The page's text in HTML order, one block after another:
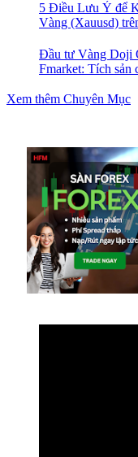
5 Điều Lưu Ý để
Vàng (Xauusd)
Đầu tư Vàng Doji
Fmarket: Tích sản
Xem thêm Chuyên Mục